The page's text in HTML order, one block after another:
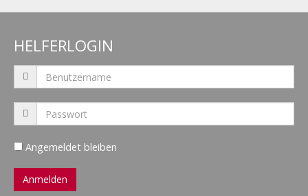
HELFERLOGIN
Angemeldet bleiben